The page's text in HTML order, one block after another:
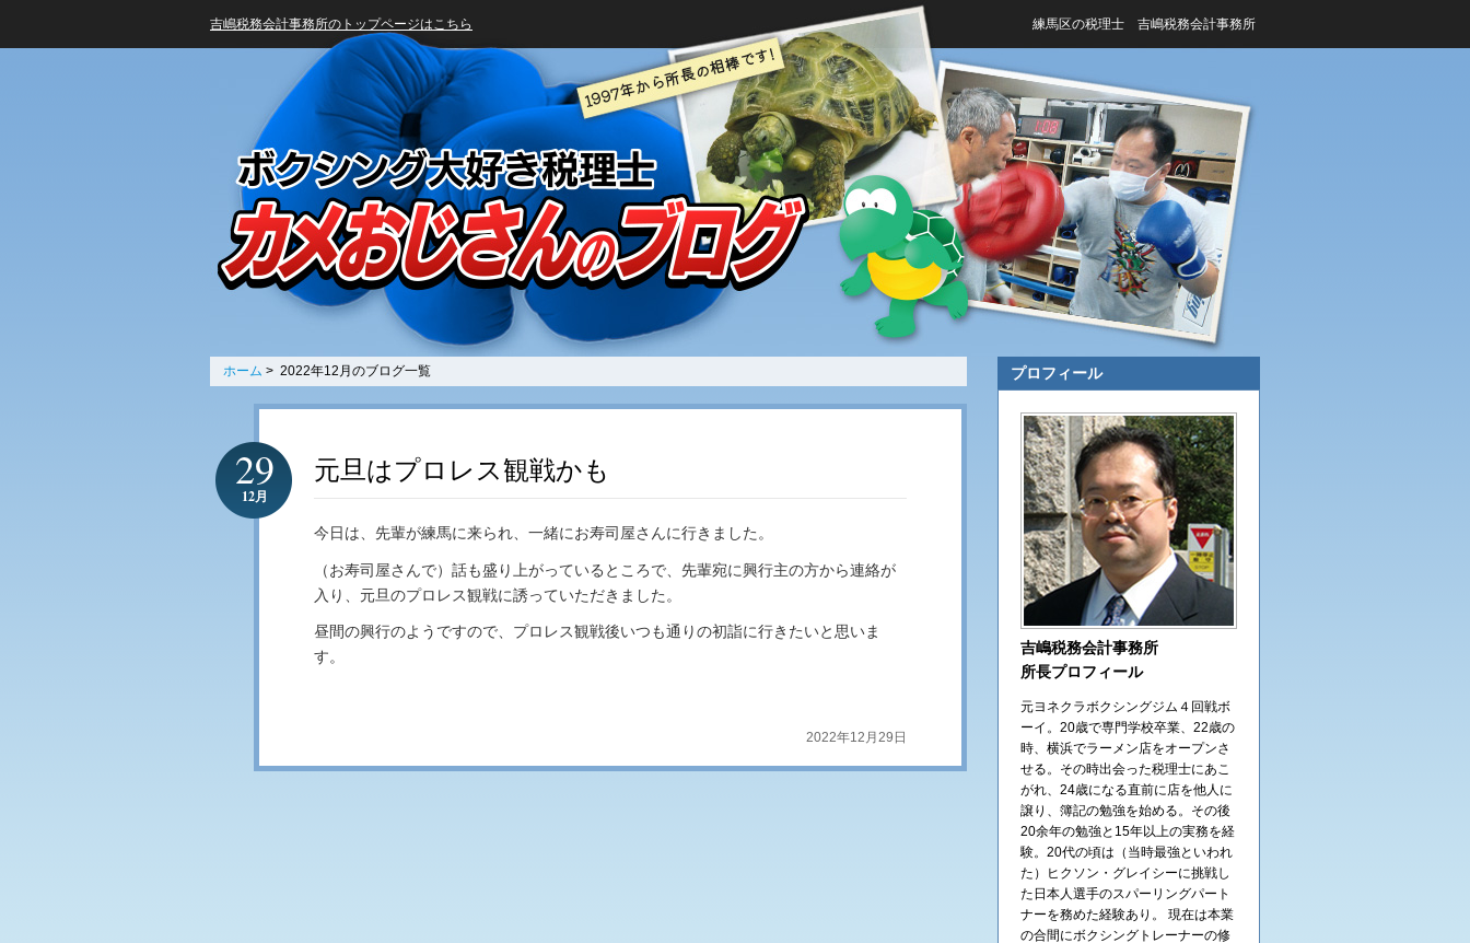
練馬区の税理士 吉嶋税務会計事務所
吉嶋税務会計事務所のトップページはこちら
ホーム > 2022年12月のブログ一覧
元旦はプロレス観戦かも
29
12月
今日は、先輩が練馬に来られ、一緒にお寿司屋さんに行きました。
（お寿司屋さんで）話も盛り上がっているところで、先輩宛に興行主の方から連絡が
入り、元旦のプロレス観戦に誘っていただきました。
昼間の興行のようですので、プロレス観戦後いつも通りの初詣に行きたいと思いま
す。
2022年12月29日
プロフィール
吉嶋税務会計事務所
所長プロフィール
元ヨネクラボクシングジム４回戦ボ
ーイ。20歳で専門学校卒業、22歳の
時、横浜でラーメン店をオープンさ
せる。その時出会った税理士にあこ
がれ、24歳になる直前に店を他人に
譲り、簿記の勉強を始める。その後
20余年の勉強と15年以上の実務を経
験。20代の頃は（当時最強といわれ
た）ヒクソン・グレイシーに挑戦し
た日本人選手のスパーリングパート
ナーを務めた経験あり。 現在は本業
の合間にボクシングトレーナーの修